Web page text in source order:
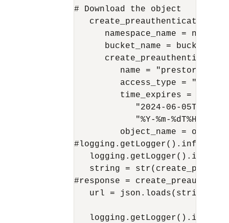
# Download the object
namespace_name =
bucket_name =
         name = "prestorage",
access_type =
time_expires =
"2024-06-
"%Y-%m-
object_name =
string =
#response =
   url = json.loads(string)